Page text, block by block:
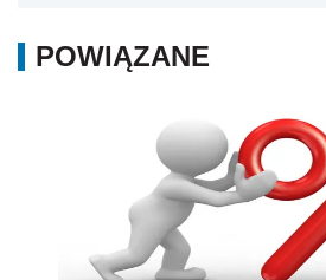
POWIĄZANE